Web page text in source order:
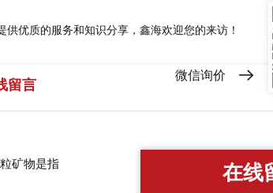
优质的服务和知识分享，鑫海欢迎您的来访！
留言
微信询价
矿物是指
在线